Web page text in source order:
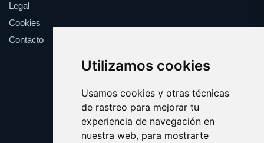
Utilizamos cookies
Usamos cookies y otras técnicas
de rastreo para mejorar tu
experiencia de navegación en
nuestra web, para mostrarte
Legal
Cookies
Contacto
Update cookies preferences
Copyright © 2025 frito.es